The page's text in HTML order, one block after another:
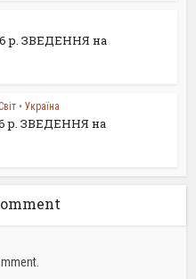
р. ЗВЕДЕННЯ на
• Україна
р. ЗВЕДЕННЯ на